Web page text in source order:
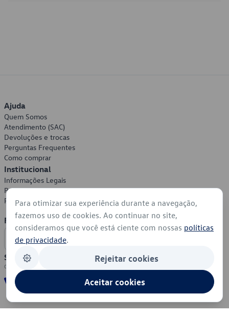
Ajuda
Quem Somos
Atendimento (SAC)
Devoluções e trocas
Perguntas Frequentes
Como comprar
Institucional
Informações Legais
Política de Privacidade
Política de Cookies
Formas de Pagamento
Segurança
Para otimizar sua experiência durante a navegação,
fazemos uso de cookies. Ao continuar no site,
consideramos que você está ciente com nossas políticas
de privacidade.
Rejeitar cookies
Aceitar cookies